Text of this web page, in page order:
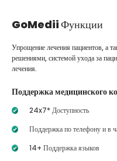
GoMediiФункции
Упрощение лечения пациентов, а
решениями, системой ухода за
лечения.
Поддержка медицинского
24x7* Доступность
Поддержка по телефону и в
14+ Поддержка языков